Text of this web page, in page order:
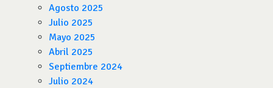
Agosto 2025
Julio 2025
Mayo 2025
Abril 2025
Septiembre 2024
Julio 2024